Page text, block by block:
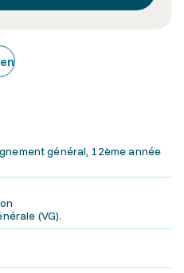
général, 12ème année
(VG).